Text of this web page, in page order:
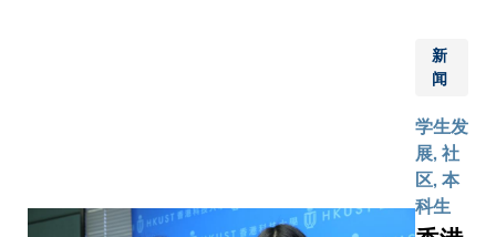
香港社
会」课
程，以
及由语
文教育
中心Jan
Pople女
的灵活
度，其
尖的设
计亦可
减少飞
机于水
面起飞
CIMA 全
挑战赛专
本科生而
设，旨在
验学生的
面商业管
技巧和知
国际案例
案例主题
港学生比
生的加拿
业发展，
新
闻
学生发
展, 社
区, 本
科生